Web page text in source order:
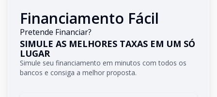
Financiamento Fácil
Pretende Financiar?
SIMULE AS MELHORES TAXAS EM UM SÓ
LUGAR
Simule seu financiamento em minutos com todos os
bancos e consiga a melhor proposta.